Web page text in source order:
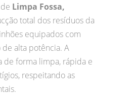
Limpa Fossa,
total dos resíduos da
equipados com
de alta potência. A
de forma limpa, rápida e
respeitando as